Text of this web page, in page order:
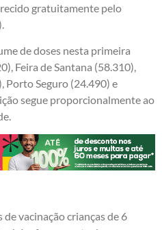
gratuitamente pelo
de doses nesta primeira
Feira de Santana (58.310),
Porto Seguro (24.490) e
segue proporcionalmente ao
vacinação crianças de 6